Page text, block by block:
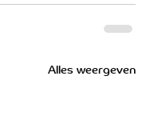
Alles weergeven